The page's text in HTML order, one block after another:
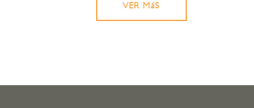
VER MáS